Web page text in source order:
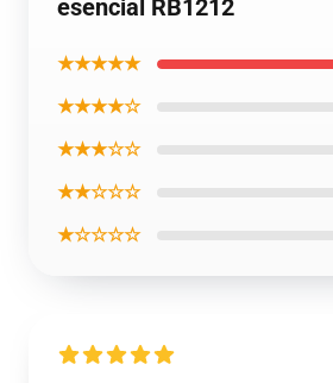
esencial RB1212
★★★★★
★★★★☆
★★★☆☆
★★☆☆☆
★☆☆☆☆